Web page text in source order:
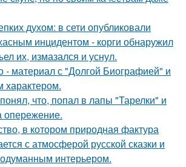
духом: в сети опубликовали
инцидентом - корги обнаружил
их, измазался и уснул.
- материал с "Долгой Биографией" и
характером.
что, попал в лапы "Тарелки" и
опережение.
в котором природная фактура
с атмосферой русской сказки и
интерьером.